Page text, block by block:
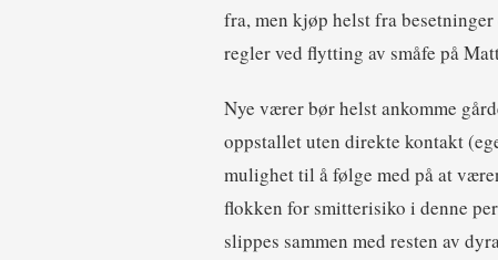
fra, men kjøp helst fra
regler ved flytting av småfe på
Nye værer bør helst ankomme
oppstallet uten direkte kontakt
mulighet til å følge med på at
flokken for smitterisiko i denne
slippes sammen med resten av